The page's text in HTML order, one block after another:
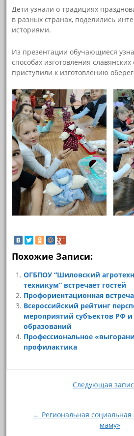
Дети узнали о традициях
в разных странах, поделились
историями.
Из презентации обучающиеся
способах изготовления славянских
приступили к изготовлению
Похожие Записи:
ОГБПОУ “Шиловский
техникум” встречает гостей
Профориентационная
Всероссийский рейтинг
мероприятий субъектов РФ
образований
Профессиональное
профилактика
записям
Следующая
← Региональная
маму»